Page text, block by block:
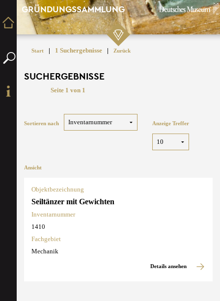
GRÜNDUNGSSAMMLUNG
Start | 1 Suchergebnisse | Zurück
SUCHERGEBNISSE
Seite 1 von 1
Sortieren nach Anzeige Treffer
Ansicht
Objektbezeichnung
Seiltänzer mit Gewichten
Inventarnummer
1410
Fachgebiet
Mechanik
Details ansehen